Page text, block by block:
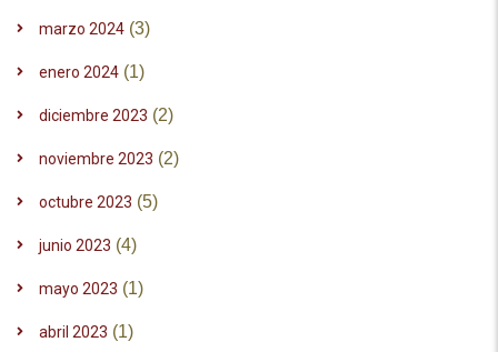
marzo 2024 (3)
enero 2024 (1)
diciembre 2023 (2)
noviembre 2023 (2)
octubre 2023 (5)
junio 2023 (4)
mayo 2023 (1)
abril 2023 (1)